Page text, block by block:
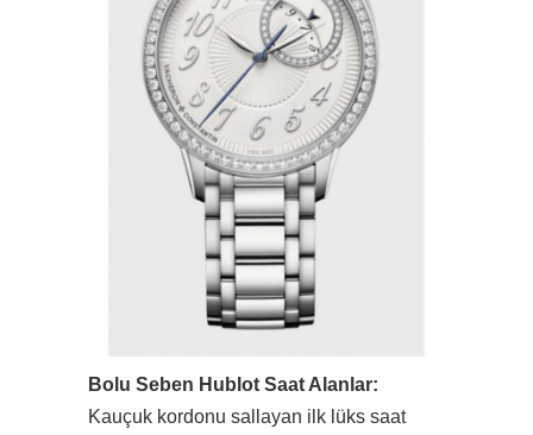
Bolu Seben Hublot Saat Alanlar:
Kauçuk kordonu sallayan ilk lüks saat